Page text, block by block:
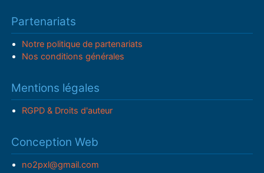
Partenariats
Notre politique de partenariats
Nos conditions générales
Mentions légales
RGPD & Droits d'auteur
Conception Web
no2pxl@gmail.com